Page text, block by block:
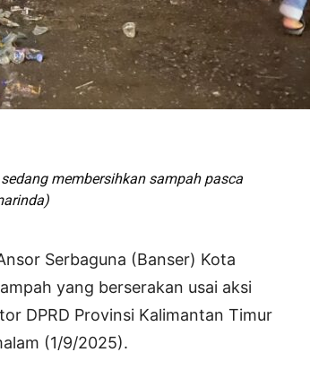
membersihkan sampah pasca
Serbaguna (Banser) Kota
yang berserakan usai aksi
DPRD Provinsi Kalimantan Timur
(1/9/2025).